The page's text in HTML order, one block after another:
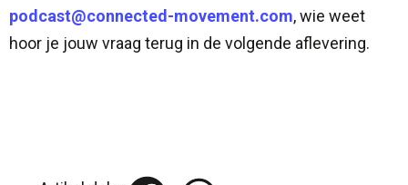
podcast@connected-movement.com, wie weet
hoor je jouw vraag terug in de volgende aflevering.